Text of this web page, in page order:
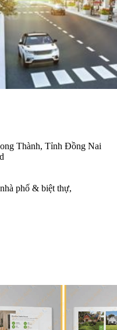
Thành, Tỉnh Đồng Nai
nhà phố & biệt thự,